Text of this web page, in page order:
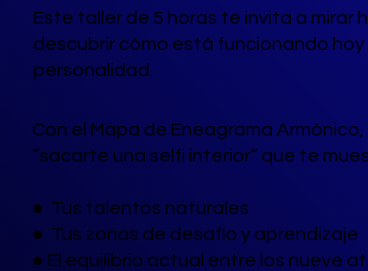
Este taller de 5 horas te invita a mirar
descubrir cómo está funcionando hoy
personalidad.
Con el Mapa de Eneagrama
“sacarte una selfi interior” que te
● Tus talentos naturales
● Tus zonas de desafío y aprendizaje
● El equilibrio actual entre los nueve